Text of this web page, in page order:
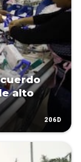
alto
206D